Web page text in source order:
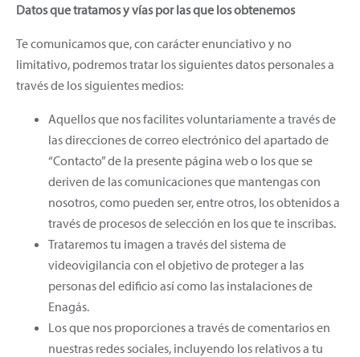
Datos que tratamos y vías por las que los obtenemos
Te comunicamos que, con carácter enunciativo y no
limitativo, podremos tratar los siguientes datos personales a
través de los siguientes medios:
Aquellos que nos facilites voluntariamente a través de
las direcciones de correo electrónico del apartado de
“Contacto” de la presente página web o los que se
deriven de las comunicaciones que mantengas con
nosotros, como pueden ser, entre otros, los obtenidos a
través de procesos de selección en los que te inscribas.
Trataremos tu imagen a través del sistema de
videovigilancia con el objetivo de proteger a las
personas del edificio así como las instalaciones de
Enagás.
Los que nos proporciones a través de comentarios en
nuestras redes sociales, incluyendo los relativos a tu